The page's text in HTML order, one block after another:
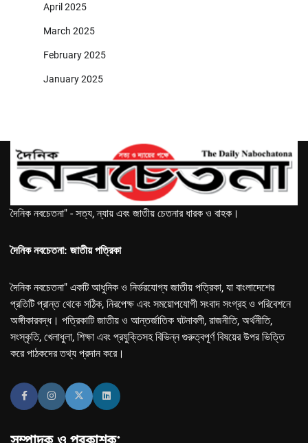
April 2025
March 2025
February 2025
January 2025
দৈনিক নবচেতনা" - সত্য, ন্যায় এবং জাতীয় চেতনার ধারক ও বাহক।
দৈনিক নবচেতনা: জাতীয় পত্রিকা
দৈনিক নবচেতনা" একটি আধুনিক ও নির্ভরযোগ্য জাতীয় পত্রিকা, যা বাংলাদেশের
প্রতিটি প্রান্ত থেকে সঠিক, নিরপেক্ষ এবং সময়োপযোগী সংবাদ সংগ্রহ ও পরিবেশনে
অঙ্গীকারবদ্ধ। পত্রিকাটি জাতীয় ও আন্তর্জাতিক ঘটনাবলী, রাজনীতি, অর্থনীতি,
সংস্কৃতি, খেলাধুলা, শিক্ষা এবং প্রযুক্তিসহ বিভিন্ন গুরুত্বপূর্ণ বিষয়ের উপর ভিত্তি
করে পাঠকদের তথ্য প্রদান করে।